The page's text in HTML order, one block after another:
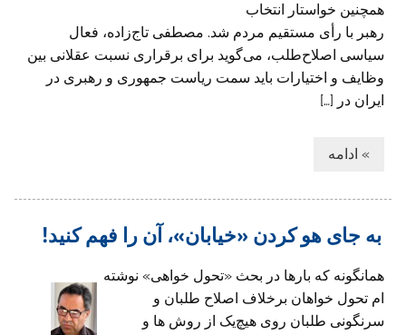
همچنین خواستار انتخاب
رهبر با رأی مستقیم مردم شد. مصطفی تاج‌زاده، فعال
سیاسی اصلاح‌طلب، می‌گوید برای برقراری نسبت عقلانی بین
وظایف و اختیارات باید سمت ریاست جمهوری و رهبری در
ایران در […]
» ادامه
به جای هو کردن «خیابان»، آن را فهم کنید!
همانگونه که بارها در بحث «تحول خواهی» نوشته
ام تحول خواهان برخلاف اصلاح طلبان و
سرنگونی طلبان روی هیچ‌یک از روش ها و